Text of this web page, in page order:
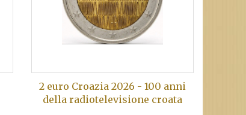
2 euro Croazia 2026 - 100 anni
della radiotelevisione croata